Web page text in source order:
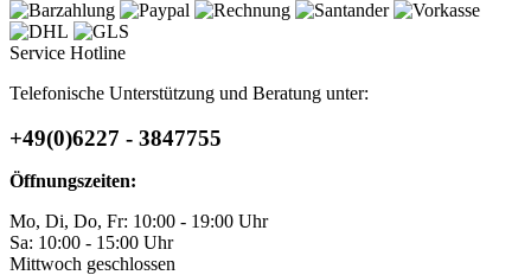
Service Hotline
Telefonische Unterstützung und Beratung unter:
+49(0)6227 - 3847755
Öffnungszeiten:
Mo, Di, Do, Fr: 10:00 - 19:00 Uhr
Sa: 10:00 - 15:00 Uhr
Mittwoch geschlossen